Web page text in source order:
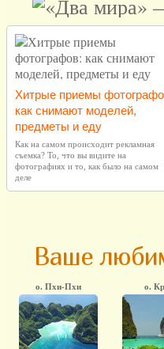
Хитрые приемы
как снимают моделей,
предметы и еду
Как на самом происходит рекламная
съемка? То, что вы видите на
фотографиях и то, как было на самом
деле
Ваше
о. Пхи-Пхи о.